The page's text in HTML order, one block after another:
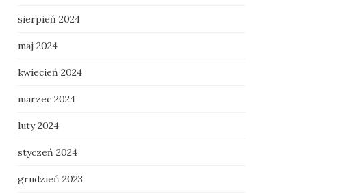
sierpień 2024
maj 2024
kwiecień 2024
marzec 2024
luty 2024
styczeń 2024
grudzień 2023